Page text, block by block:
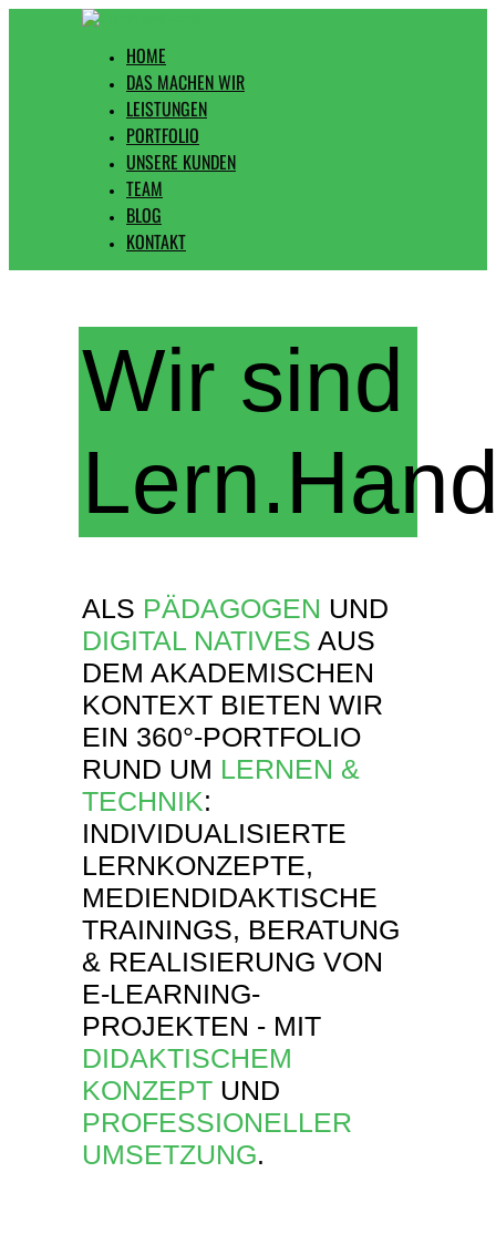
HOME
DAS MACHEN WIR
LEISTUNGEN
PORTFOLIO
UNSERE KUNDEN
TEAM
BLOG
KONTAKT
Wir sind
ALS PÄDAGOGEN UND
DIGITAL NATIVES AUS
DEM AKADEMISCHEN
KONTEXT BIETEN WIR
EIN 360°-PORTFOLIO
RUND UM LERNEN &
TECHNIK:
INDIVIDUALISIERTE
LERNKONZEPTE,
MEDIENDIDAKTISCHE
TRAININGS, BERATUNG
& REALISIERUNG VON
E-LEARNING-
PROJEKTEN - MIT
DIDAKTISCHEM
KONZEPT UND
PROFESSIONELLER
UMSETZUNG.